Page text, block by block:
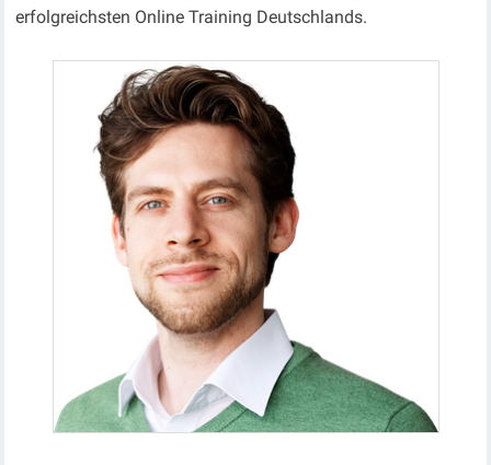
erfolgreichsten Online Training Deutschlands.